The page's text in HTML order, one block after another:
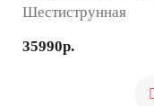
Шестиструнная
35990р.